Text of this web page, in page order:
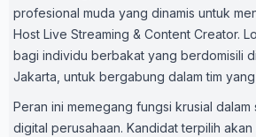
profesional muda yang dinamis untuk
Host Live Streaming & Content Creator.
bagi individu berbakat yang berdomisili
Jakarta, untuk bergabung dalam tim
Peran ini memegang fungsi krusial dalam
digital perusahaan. Kandidat terpilih